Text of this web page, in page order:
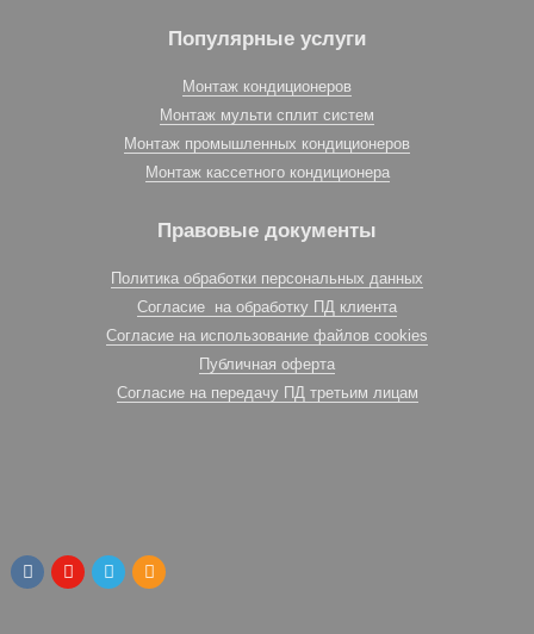
Популярные услуги
Монтаж кондиционеров
Монтаж мульти сплит систем
Монтаж промышленных кондиционеров
Монтаж кассетного кондиционера
Правовые документы
Политика обработки персональных данных
Согласие на обработку ПД клиента
Согласие на использование файлов cookies
Публичная оферта
Согласие на передачу ПД третьим лицам